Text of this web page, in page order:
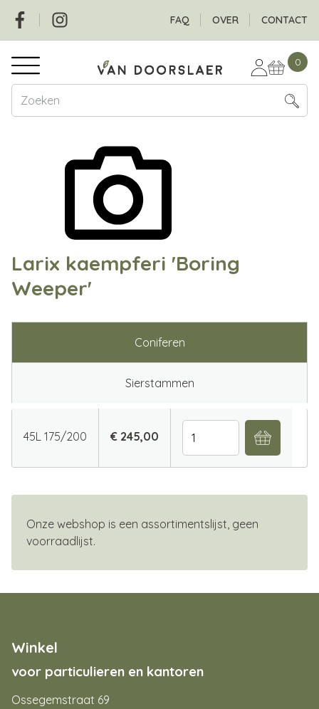
Overslaan
naar
de
inhoud
gaan
Social Header
FAQ OVER CONTACT
Hoofdnavigatie 0
Larix kaempferi 'Boring
Weeper'
Coniferen
Sierstammen
45L 175/200 € 245,00
Onze webshop is een assortimentslijst, geen
voorraadlijst.
Winkel
voor particulieren en kantoren
Ossegemstraat 69